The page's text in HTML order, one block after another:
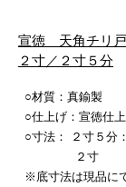
宣徳 天角チリ
２寸／２寸５分
○材質：真鍮製
○仕上げ：宣徳仕
○寸法：
２寸５分
２寸 ：
※底寸法は現品に